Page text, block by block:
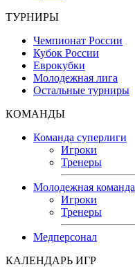
ТУРНИРЫ
Чемпионат России
Кубок России
Еврокубки
Молодежная лига
Остальные турниры
КОМАНДЫ
Команда суперлиги
Игроки
Тренеры
Молодежная команда
Игроки
Тренеры
Медперсонал
КАЛЕНДАРЬ ИГР